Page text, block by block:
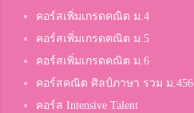
คอร์สเพิ่มเกรดคณิต ม.4
คอร์สเพิ่มเกรดคณิต ม.5
คอร์สเพิ่มเกรดคณิต ม.6
คอร์สคณิต ศิลป์ภาษา รวม ม.456
คอร์ส Intensive Talent